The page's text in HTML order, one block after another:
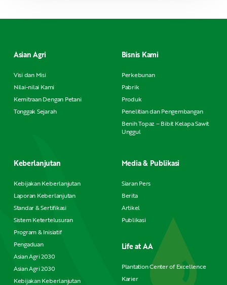
Asian Agri
Visi dan Misi
Nilai-nilai Kami
Kemitraan Dengan Petani
Tonggak Sejarah
Bisnis Kami
Perkebunan
Pabrik
Produk
Penelitian dan Pengembangan
Benih Topaz – Bibit Kelapa Sawit
Unggul
Keberlanjutan
Kebijakan Keberlanjutan
Laporan Keberlanjutan
Standar & Sertifikasi
Sistem Ketertelusuran
Program & Inisiatif
Pengaduan
Asian Agri 2030
Asian Agri 2030
Kebijakan Keberlanjutan
Media & Publikasi
Siaran Pers
Berita
Artikel
Publikasi
Life at AA
Plantation Center of Excellence
Karier